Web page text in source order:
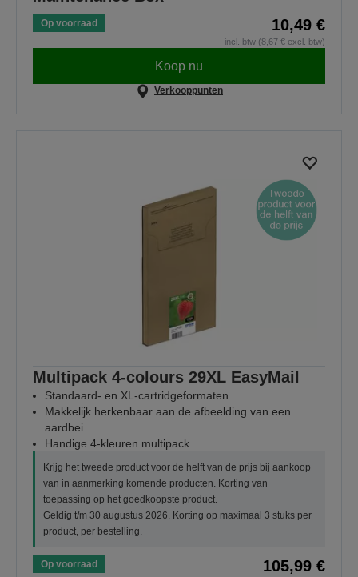
Op voorraad 10,49 €
incl. btw (8,67 € excl. btw)
Koop nu
Verkooppunten
Multipack 4-colours 29XL EasyMail
Standaard- en XL-cartridgeformaten
Makkelijk herkenbaar aan de afbeelding van een
aardbei
Handige 4-kleuren multipack
Krijg het tweede product voor de helft van de prijs bij aankoop
van in aanmerking komende producten. Korting van
toepassing op het goedkoopste product.
Geldig t/m 30 augustus 2026. Korting op maximaal 3 stuks per
product, per bestelling.
Op voorraad 105,99 €